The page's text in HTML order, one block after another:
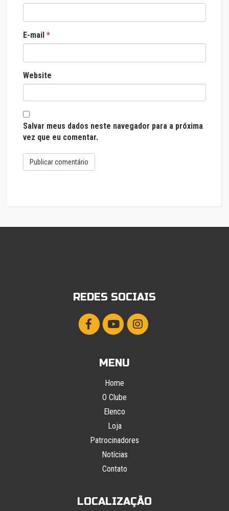
E-mail *
Website
Salvar meus dados neste navegador para a próxima
vez que eu comentar.
REDES SOCIAIS
MENU
Home
O Clube
Elenco
Loja
Patrocinadores
Notícias
Contato
LOCALIZAÇÃO